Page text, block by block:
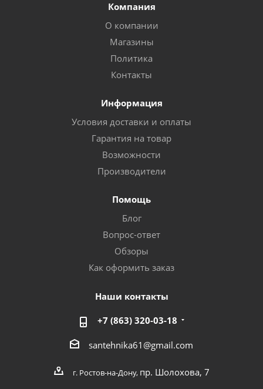
Компания
О компании
Магазины
Политика
Контакты
Информация
Условия доставки и оплаты
Гарантия на товар
Возможности
Производители
Помощь
Блог
Вопрос-ответ
Обзоры
Как оформить заказ
Наши контакты
+7 (863) 320-03-18
santehnika61@gmail.com
г. Ростов-на-Дону, пр. Шолохова, 7